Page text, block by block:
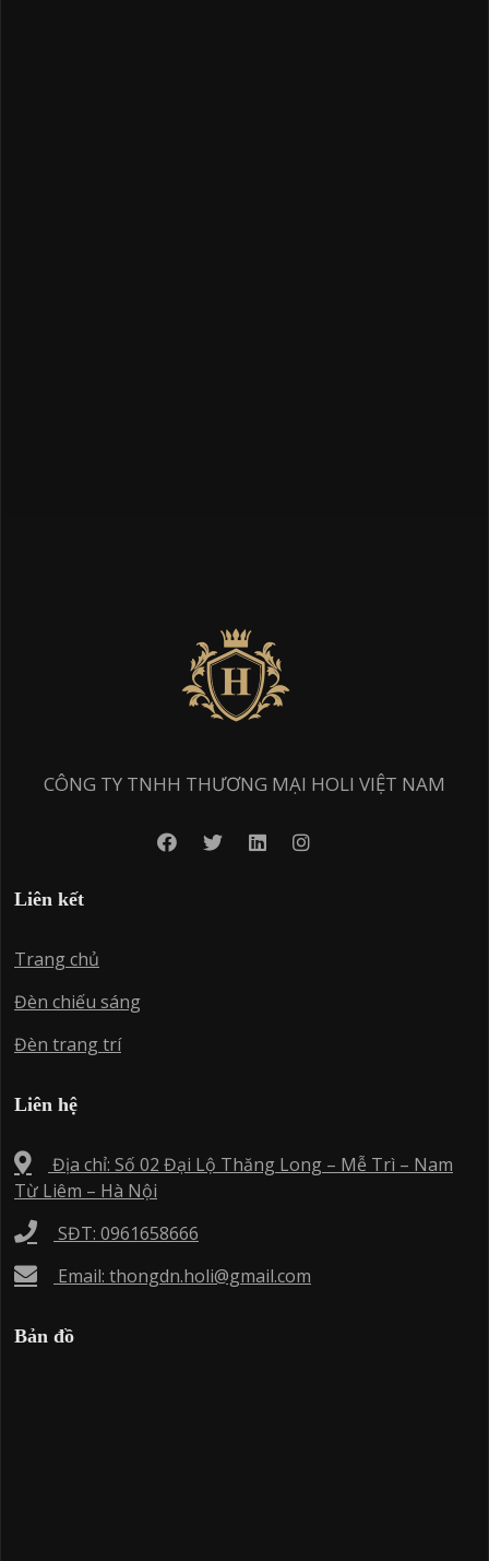
CÔNG TY TNHH THƯƠNG MẠI HOLI VIỆT NAM
Liên kết
Trang chủ
Đèn chiếu sáng
Đèn trang trí
Liên hệ
Địa chỉ: Số 02 Đại Lộ Thăng Long – Mễ Trì – Nam
Từ Liêm – Hà Nội
SĐT: 0961658666
Email: thongdn.holi@gmail.com
Bản đồ